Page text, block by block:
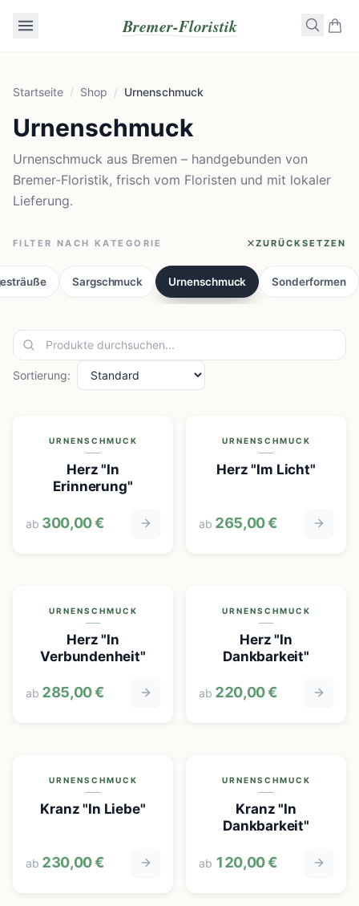
Bremer-Floristik
Startseite / Shop / Urnenschmuck
Urnenschmuck
Urnenschmuck aus Bremen – handgebunden von
Bremer-Floristik, frisch vom Floristen und mit lokaler
Lieferung.
FILTER NACH KATEGORIE ZURÜCKSETZEN
Sargschmuck Urnenschmuck Sonderformen
Sortierung:
URNENSCHMUCK
Herz "In
Erinnerung"
ab 300,00 €
URNENSCHMUCK
Herz "Im Licht"
ab 265,00 €
URNENSCHMUCK
Herz "In
Verbundenheit"
ab 285,00 €
URNENSCHMUCK
Herz "In
Dankbarkeit"
ab 220,00 €
URNENSCHMUCK
Kranz "In Liebe"
ab 230,00 €
URNENSCHMUCK
Kranz "In
Dankbarkeit"
ab 120,00 €